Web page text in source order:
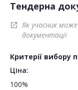
Тендерна
open_in_new
Як учасник
документації
Критерії вибору
Ціна:
100%